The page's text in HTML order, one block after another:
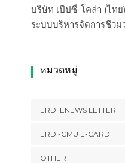
บริษัท เป๊ปซี่-โคล่า (ไท
ระบบบริหารจัดการชีวม
หมวดหมู่
ERDI ENEWS LETTER
ERDI-CMU E-CARD
OTHER